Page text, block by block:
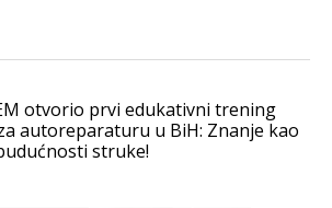
otvorio prvi edukativni trening
autoreparaturu u BiH: Znanje kao
struke!